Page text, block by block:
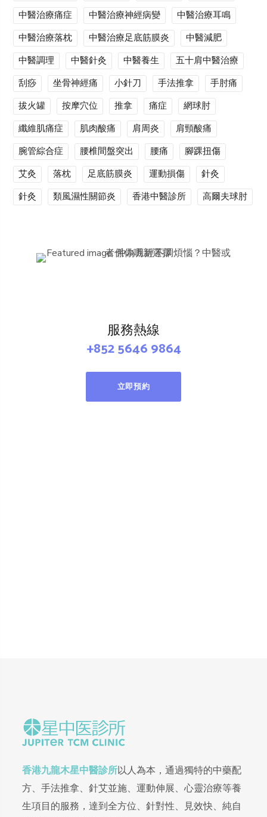
中醫治療痛症
中醫治療神經病變
中醫治療耳鳴
中醫治療落枕
中醫治療足底筋膜炎
中醫減肥
中醫調理
中醫針灸 中醫養生
五十肩中醫治療
刮痧
坐骨神經痛 小針刀 手法推拿
手肘痛
拔火罐
按摩穴位 推拿 痛症
網球肘
纖維肌痛症
肌肉酸痛 肩周炎
肩頸酸痛
腕管綜合症
腰椎間盤突出 腰痛
腳踝扭傷
艾灸
落枕 足底筋膜炎 運動損傷
針灸
針灸
類風濕性關節炎 香港中醫診所 高爾夫球肘
服務熱線
+852 5646 9864
立即預約
香港九龍木星中醫診所以人為本，通過獨特的中藥配
方、手法推拿、針艾並施、運動伸展、心靈治療等養
生項目的服務，達到全方位、針對性、見效快、純自